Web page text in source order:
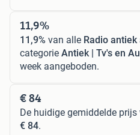
11,9%
11,9% van alle Radio antiek
categorie Antiek | Tv's en
week aangeboden.
€ 84
De huidige gemiddelde prijs
€ 84.